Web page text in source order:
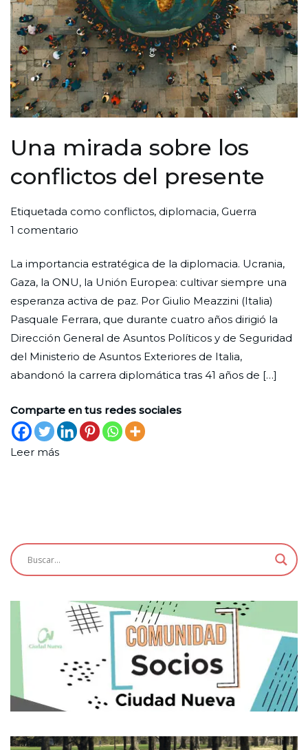
Una mirada sobre los
conflictos del presente
Por
Redaccion
Nueva
Publicada
el
de
agosto
de
2025
Publicada
en
Etiquetada como conflictos, diplomacia, Guerra
1 comentario
mirada
sobre
los
conflictos
del
presente
La importancia estratégica de la diplomacia. Ucrania,
Gaza, la ONU, la Unión Europea: cultivar siempre una
esperanza activa de paz. Por Giulio Meazzini (Italia)
Pasquale Ferrara, que durante cuatro años dirigió la
Dirección General de Asuntos Políticos y de Seguridad
del Ministerio de Asuntos Exteriores de Italia,
abandonó la carrera diplomática tras 41 años de […]
Comparte en tus redes sociales
Leer más